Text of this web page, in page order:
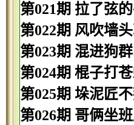
第021期 拉了弦
第022期 风吹墙
第023期 混进狗
第024期 棍子打
第025期 垛泥匠
第026期 哥俩坐